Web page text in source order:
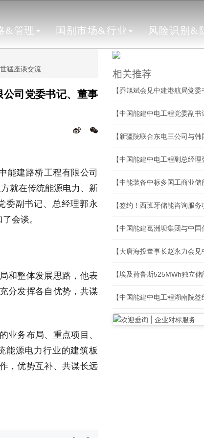
&管理 国别市场&行业 风险识别&
猛座谈交流
司党委书记、董事
能建路桥工程有限公司
就在传统能源电力、新
委副书记、总经理郭永
会谈。
和整体发展思路，他表
分发挥各自优势，共谋
业务布局、重点项目、
能源电力行业的建筑板
，优势互补、共谋长远
相关推荐
【乔旭斌会见中建港航局党委
【中能装备中标多国工商业储
【签约！西班牙储能咨询服务
【中国能建葛洲坝集团与中
【埃及荷鲁斯525MWh独立